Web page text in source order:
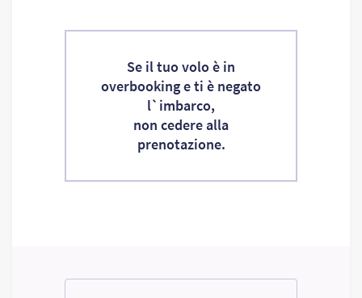
Se il tuo volo è in
overbooking e ti è negato
l`imbarco,
non cedere alla
prenotazione.